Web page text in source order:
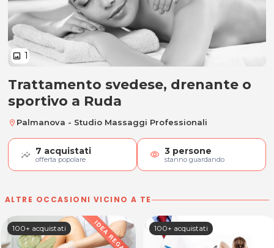
image 1
Trattamento svedese, drenante
Trattamento svedese, drenante o
sportivo a Ruda
location_on Palmanova - Studio Massaggi Professionali
7 acquistati
offerta popolare visibility 3 persone
stanno guardando
ALTRE OCCASIONI VICINO A TE
100+ acquistati 100+ acquistati